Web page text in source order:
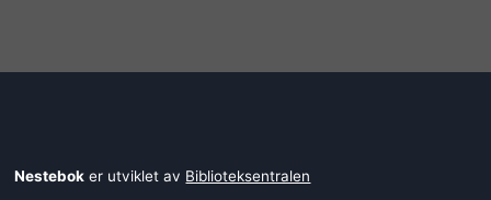
Nestebok er utviklet av Biblioteksentralen